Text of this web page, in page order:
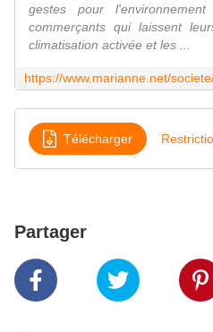
gestes pour
commerçants qui laissent
climatisation activée et les ...
Télécharger
Partager